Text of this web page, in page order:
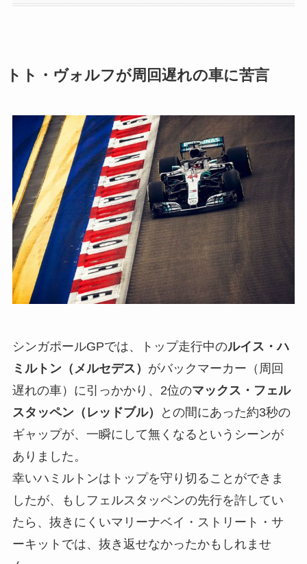
トト・ヴォルフが周回遅れの車に苦言
シンガポールGPでは、トップ走行中のルイス・ハ
ミルトン（メルセデス） がバックマーカー（周回
遅れの車）に引っかかり、2位のマックス・フェル
スタッペン（レッドブル）
との間にあった約3秒の
ギャップが、一瞬にして無くなるというシーンが
ありました。
幸いハミルトンはトップを守り切ることができま
したが、もしフェルスタッペンの先行を許してい
たら、抜きにくいマリーナベイ・ストリート・サ
ーキットでは、抜き返せなかったかもしれませ